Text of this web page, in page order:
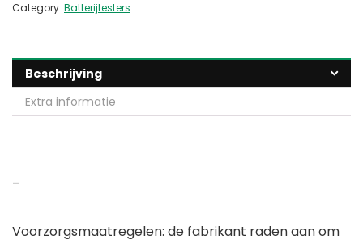
Category: Batterijtesters
Beschrijving
Extra informatie
–
Voorzorgsmaatregelen: de fabrikant raden aan om